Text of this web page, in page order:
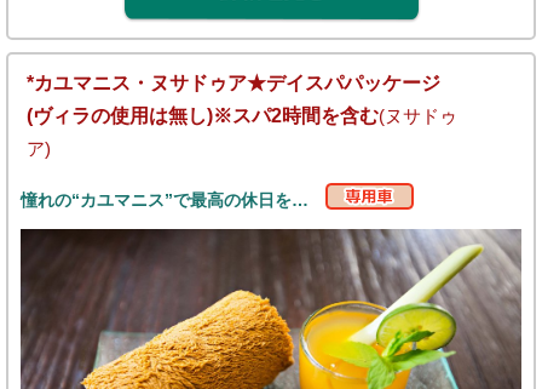
*カユマニス・ヌサドゥア★デイスパパッケージ
(ヴィラの使用は無し)※スパ2時間を含む(ヌサドゥ
ア)
憧れの“カユマニス”で最高の休日を…